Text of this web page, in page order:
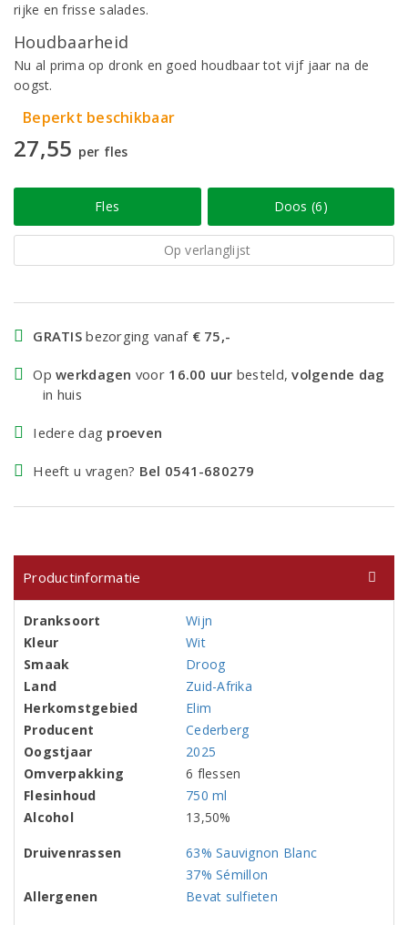
rijke en frisse salades.
Houdbaarheid
Nu al prima op dronk en goed houdbaar tot vijf jaar na de
oogst.
Beperkt beschikbaar
27,55 per fles
Fles Doos (6)
Op verlanglijst
GRATIS bezorging vanaf € 75,-
Opwerkdagen voor 16.00 uur besteld,volgende dag
in huis
Iedere dag proeven
Heeft u vragen? Bel 0541-680279
Productinformatie
Dranksoort
Wijn
Kleur
Wit
Smaak
Droog
Land
Zuid-Afrika
Herkomstgebied
Elim
Producent
Cederberg
Oogstjaar
2025
Omverpakking
6 flessen
Flesinhoud
750 ml
Alcohol
13,50%
Druivenrassen
63% Sauvignon Blanc
37% Sémillon
Allergenen
Bevat sulfieten